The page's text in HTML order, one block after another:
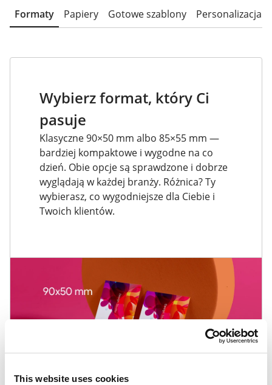
This website uses cookies
Formaty Papiery Gotowe szablony Personalizacja
Wybierz format, który Ci
pasuje
Klasyczne 90×50 mm albo 85×55 mm —
bardziej kompaktowe i wygodne na co
dzień. Obie opcje są sprawdzone i dobrze
wyglądają w każdej branży. Różnica? Ty
wybierasz, co wygodniejsze dla Ciebie i
Twoich klientów.